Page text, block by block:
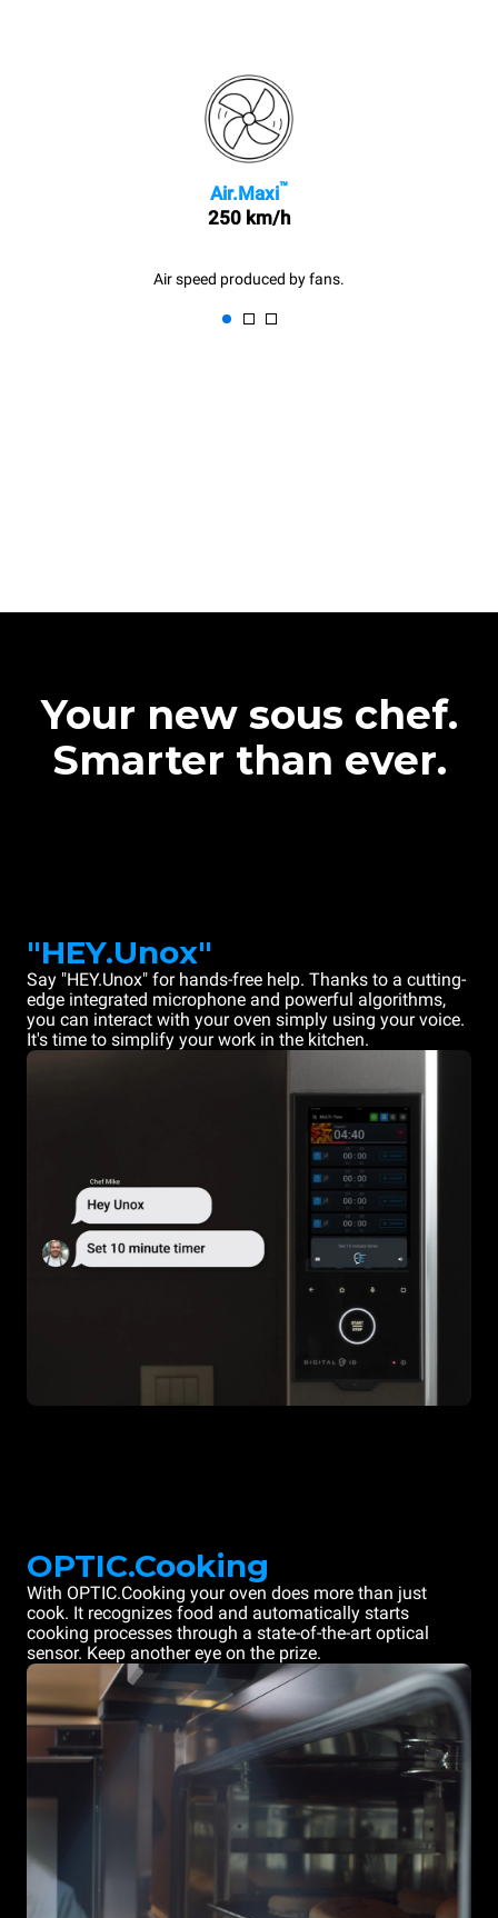
Air.Maxi™
250 km/h
Air speed produced by fans.
Your new sous chef.
Smarter than ever.
"HEY.Unox"
Say "HEY.Unox" for hands-free help. Thanks to a cutting-
edge integrated microphone and powerful algorithms,
you can interact with your oven simply using your voice.
It's time to simplify your work in the kitchen.
OPTIC.Cooking
With OPTIC.Cooking your oven does more than just
cook. It recognizes food and automatically starts
cooking processes through a state-of-the-art optical
sensor. Keep another eye on the prize.